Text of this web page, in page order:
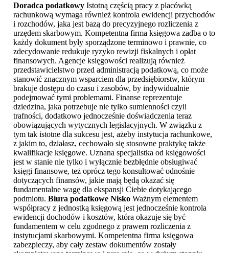
Doradca podatkowy Istotną częścią pracy z placówką
rachunkową wymaga również kontrola ewidencji przychodów
i rozchodów, jaka jest bazą do precyzyjnego rozliczenia z
urzędem skarbowym. Kompetentna firma księgowa zadba o to
każdy dokument były sporządzone terminowo i prawnie, co
zdecydowanie redukuje ryzyko rewizji fiskalnych i opłat
finansowych. Agencje księgowości realizują również
przedstawicielstwo przed administracją podatkową, co może
stanowić znacznym wsparciem dla przedsiębiorstw, którym
brakuje dostępu do czasu i zasobów, by indywidualnie
podejmować tymi problemami. Finanse reprezentuje
dziedzina, jaka potrzebuje nie tylko sumienności czyli
trafności, dodatkowo jednocześnie doświadczenia teraz
obowiązujących wytycznych legislacyjnych. W związku z
tym tak istotne dla sukcesu jest, ażeby instytucja rachunkowe,
z jakim to, działasz, cechowało się stosowne praktykę także
kwalifikacje księgowe. Uznana specjalistka od księgowości
jest w stanie nie tylko i wyłącznie bezbłędnie obsługiwać
księgi finansowe, też oprócz tego konsultować odnośnie
dotyczących finansów, jakie mają będą okazać się
fundamentalne wagę dla ekspansji Ciebie dotykającego
podmiotu. Biura podatkowe Nisko Ważnym elementem
współpracy z jednostką księgową jest jednocześnie kontrola
ewidencji dochodów i kosztów, która okazuje się być
fundamentem w celu zgodnego z prawem rozliczenia z
instytucjami skarbowymi. Kompetentna firma księgowa
zabezpieczy, aby cały zestaw dokumentów zostały